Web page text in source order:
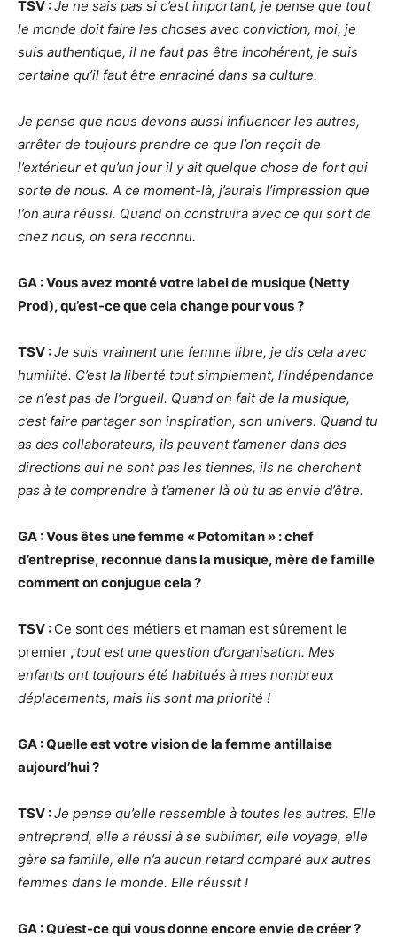
TSV :Je ne sais pas si c’est important, je pense que tout
le monde doit faire les choses avec conviction, moi, je
suis authentique, il ne faut pas être incohérent, je suis
certaine qu’il faut être enraciné dans sa culture.
Je pense que nous devons aussi influencer les autres,
arrêter de toujours prendre ce que l’on reçoit de
l’extérieur et qu’un jour il y ait quelque chose de fort qui
sorte de nous. A ce moment-là, j’aurais l’impression que
l’on aura réussi. Quand on construira avec ce qui sort de
chez nous, on sera reconnu.
GA : Vous avez monté votre label de musique (Netty
Prod), qu’est-ce que cela change pour vous?
TSV :Je suis vraiment une femme libre, je dis cela avec
humilité. C’est la liberté tout simplement, l’indépendance
ce n’est pas de l’orgueil. Quand on fait de la musique,
c’est faire partager son inspiration, son univers. Quand tu
as des collaborateurs, ils peuvent t’amener dans des
directions qui ne sont pas les tiennes, ils ne cherchent
pas à te comprendre à t’amener là où tu as envie d’être.
GA : Vous êtes une femme « Potomitan » : chef
d’entreprise, reconnue dans la musique, mère de famille
comment on conjugue cela ?
TSV : Ce sont des métiers et maman est sûrement le
premier , tout est une question d’organisation. Mes
enfants ont toujours été habitués à mes nombreux
déplacements, mais ils sont ma priorité !
GA : Quelle est votre vision de la femme antillaise
aujourd’hui?
TSV :Je pense qu’elle ressemble à toutes les autres. Elle
entreprend, elle a réussi à se sublimer, elle voyage, elle
gère sa famille, elle n’a aucun retard comparé aux autres
femmes dans le monde. Elle réussit!
GA : Qu’est-ce qui vous donne encore envie de créer?